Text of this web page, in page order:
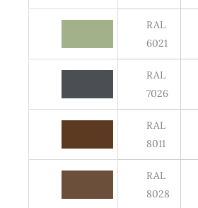
RAL
6021
RAL
7026
RAL
8011
RAL
8028